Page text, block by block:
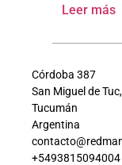
Leer más
Córdoba 387
San Miguel de Tuc,
Tucumán
Argentina
+5493815094004